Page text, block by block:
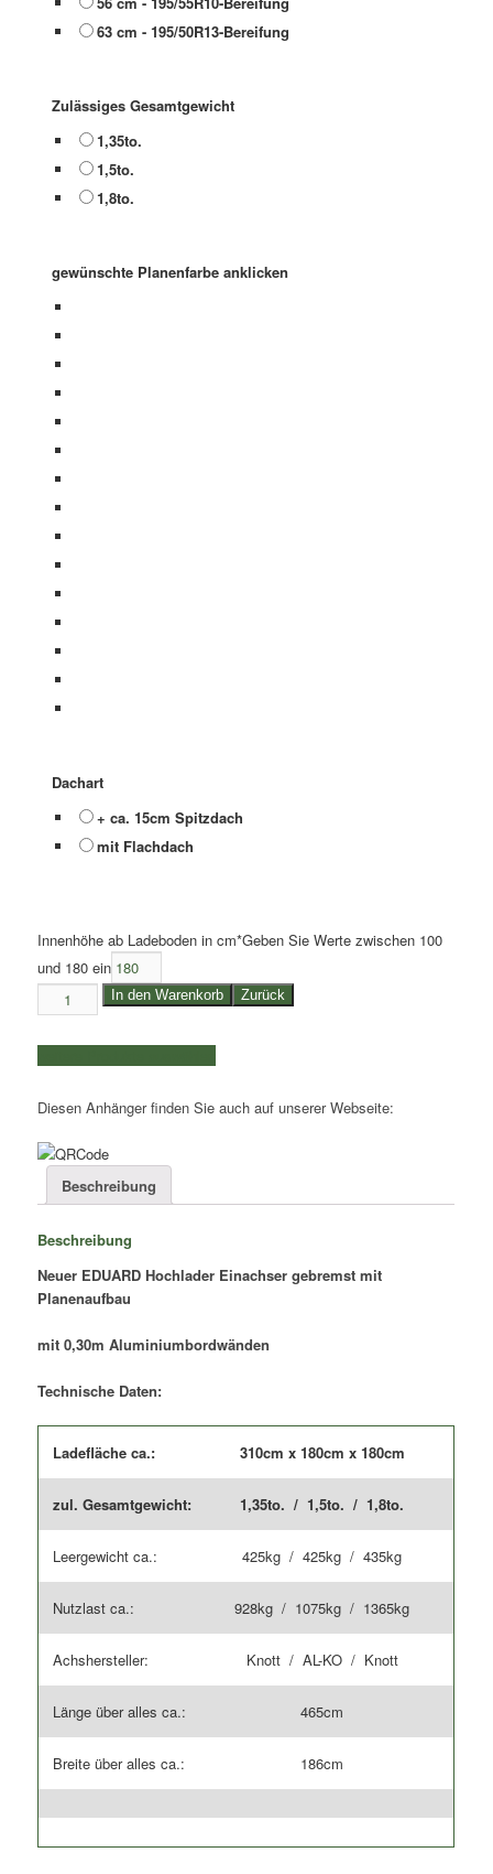
63 cm - 195/50R13-Bereifung
Zulässiges Gesamtgewicht
1,35to.
1,5to.
1,8to.
gewünschte Planenfarbe anklicken
Dachart
+ ca. 15cm Spitzdach
mit Flachdach
Innenhöhe ab Ladeboden in cm*Geben Sie Werte zwischen 100
und 180 ein
1,35to.
+
1,5to.
+
Eduard
Hochlader
gebremst
mit
|
Kasteninnenmaße
3,10x1,80x0,30m
In den Warenkorb Zurück
Diesen Anhänger finden Sie auch auf unserer Webseite:
Beschreibung
Beschreibung
Neuer EDUARD Hochlader Einachser gebremst mit
Planenaufbau
mit 0,30m Aluminiumbordwänden
Technische Daten:
Ladefläche ca.: 310cm x 180cm x 180cm
zul. Gesamtgewicht: 1,35to. / 1,5to. / 1,8to.
Leergewicht ca.: 425kg / 425kg / 435kg
Nutzlast ca.: 928kg / 1075kg / 1365kg
Achshersteller: Knott / AL-KO / Knott
Länge über alles ca.: 465cm
Breite über alles ca.: 186cm